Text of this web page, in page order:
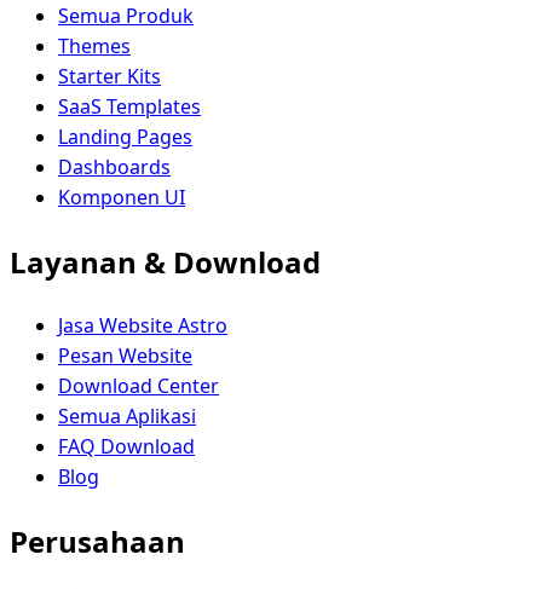
Semua Produk
Themes
Starter Kits
SaaS Templates
Landing Pages
Dashboards
Komponen UI
Layanan & Download
Jasa Website Astro
Pesan Website
Download Center
Semua Aplikasi
FAQ Download
Blog
Perusahaan